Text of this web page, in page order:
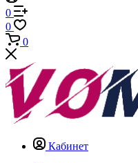
0
0
0
Кабинет